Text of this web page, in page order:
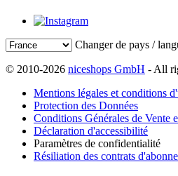
Changer de pays /
© 2010-2026 niceshops GmbH - All
Mentions légales et conditions
Protection des Données
Conditions Générales de Vente
Déclaration d'accessibilité
Paramètres de confidentialité
Résiliation des contrats